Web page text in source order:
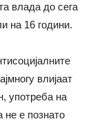
влада до сега
на 16 години.
влијаат
употреба на
не е познато